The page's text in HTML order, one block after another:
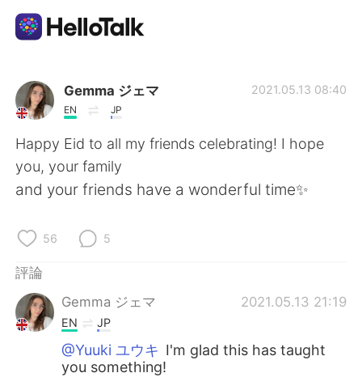
語言交換應用
AI Grammar Checker
繁體中文
English
Français
日本語 한국어
Gemma ジェマ
EN JP
2021.05.13 08:40
Happy Eid to all my friends celebrating! I hope
you, your family
and your friends have a wonderful time✨
56 5
評論
Gemma ジェマ
2021.05.13 21:19
EN JP
@Yuuki ユウキ I'm glad this has taught
you something!